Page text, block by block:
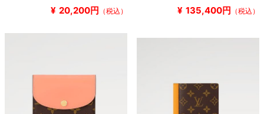
¥ 20,200円 （税込） ¥ 135,400円 （税込）